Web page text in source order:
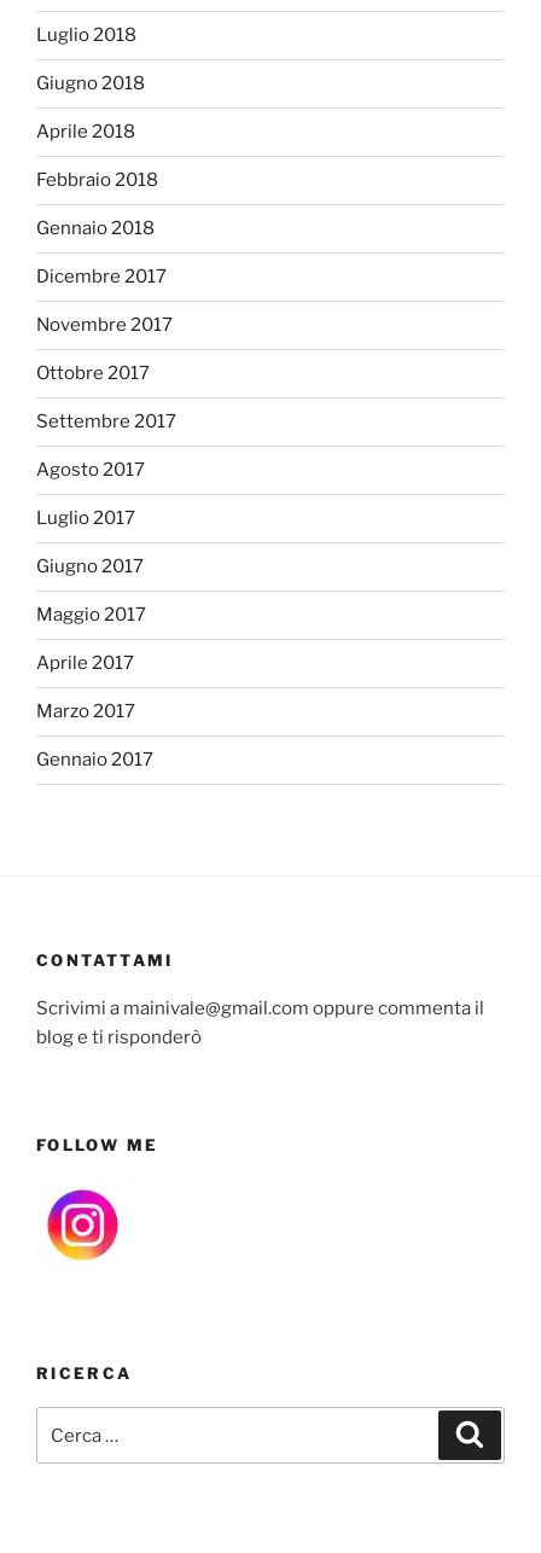
Luglio 2018
Giugno 2018
Aprile 2018
Febbraio 2018
Gennaio 2018
Dicembre 2017
Novembre 2017
Ottobre 2017
Settembre 2017
Agosto 2017
Luglio 2017
Giugno 2017
Maggio 2017
Aprile 2017
Marzo 2017
Gennaio 2017
CONTATTAMI
Scrivimi a mainivale@gmail.com oppure commenta il
blog e ti risponderò
FOLLOW ME
RICERCA